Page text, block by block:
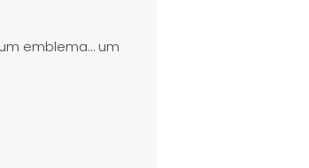
emblema… um